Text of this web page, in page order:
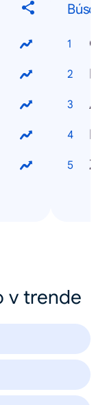
v trende